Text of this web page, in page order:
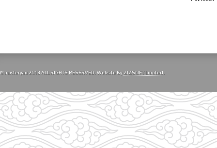
© masteryau 2013 ALL RIGHTS RESERVED. Website By ZIZSOFT Limited